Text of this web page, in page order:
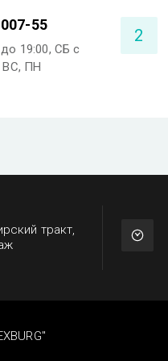
55
19:00, СБ с
ВС, ПН
2
тракт,